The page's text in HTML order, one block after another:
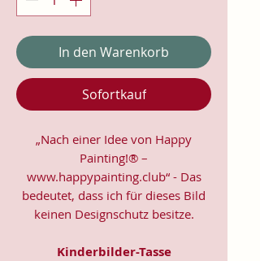
In den Warenkorb
Sofortkauf
„Nach einer Idee von Happy
Painting!® –
www.happypainting.club“ - Das
bedeutet, dass ich für dieses Bild
keinen Designschutz besitze.
Kinderbilder-Tasse